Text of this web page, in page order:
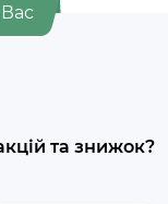
та знижок?